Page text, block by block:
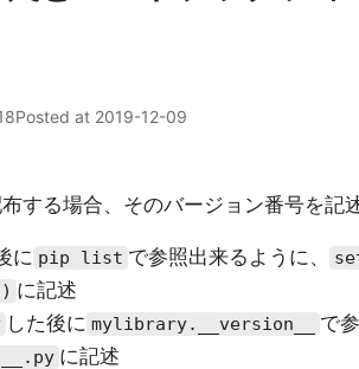
Posted at 2019-12-09
する場合、そのバージョン番号を記
に pip list で参照出来るように、
に記述
した後に mylibrary.__version__ で
に記述